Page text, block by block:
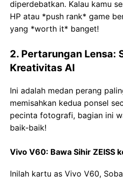
diperdebatkan. Kalau kamu
HP atau *push rank* game
yang *worth it* banget!
2. Pertarungan Lensa:
Kreativitas AI
Ini adalah medan perang
memisahkan kedua ponsel
pecinta fotografi, bagian ini
baik-baik!
Vivo V60: Bawa Sihir ZEISS
Inilah kartu as Vivo V60,